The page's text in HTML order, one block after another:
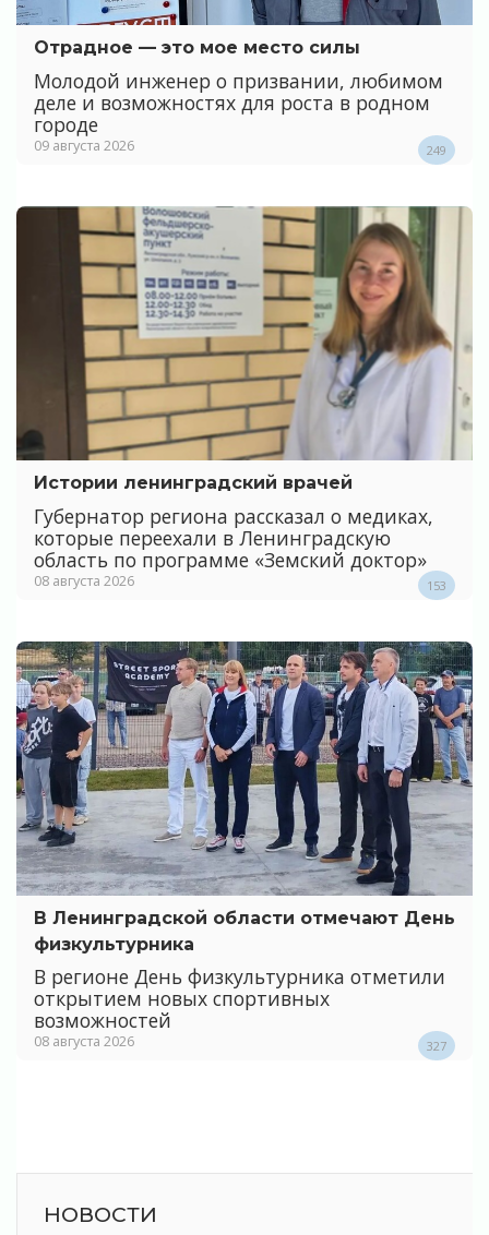
Отрадное — это мое место силы
Молодой инженер о призвании, любимом
деле и возможностях для роста в родном
городе
09 августа 2026 249
Истории ленинградский врачей
Губернатор региона рассказал о медиках,
которые переехали в Ленинградскую
область по программе «Земский доктор»
08 августа 2026 153
В Ленинградской области отмечают День
физкультурника
В регионе День физкультурника отметили
открытием новых спортивных
возможностей
08 августа 2026 327
НОВОСТИ